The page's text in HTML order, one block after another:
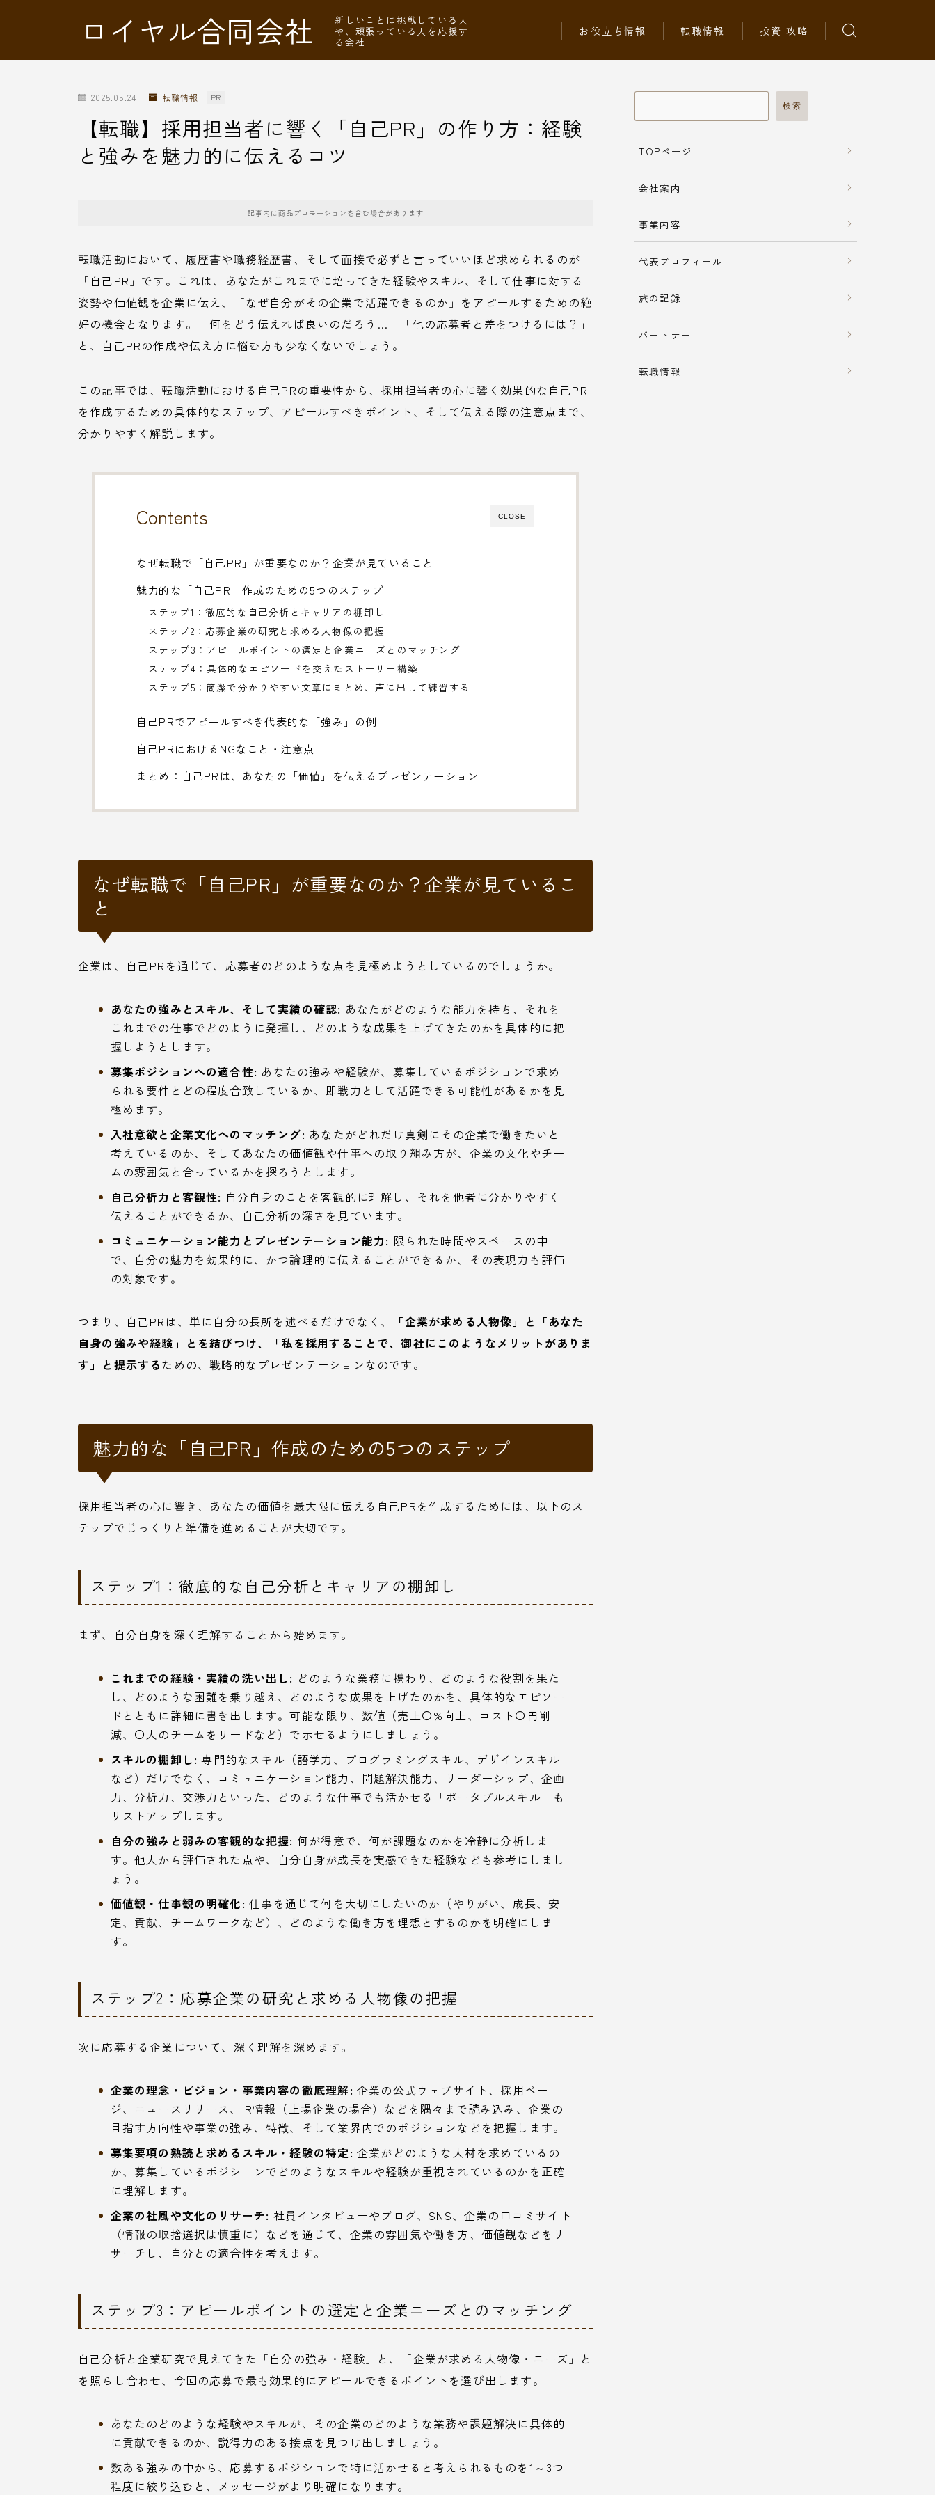
ロイヤル合同会社
新しいことに挑戦している人
や、頑張っている人を応援す
る会社
お役立ち情報 転職情報 投資 攻略
2025.05.24 転職情報 PR
【転職】採用担当者に響く「自己PR」の作り方：経験
と強みを魅力的に伝えるコツ
記事内に商品プロモーションを含む場合があります
転職活動において、履歴書や職務経歴書、そして面接で必ずと言っていいほど求められるのが
「自己PR」です。これは、あなたがこれまでに培ってきた経験やスキル、そして仕事に対する
姿勢や価値観を企業に伝え、「なぜ自分がその企業で活躍できるのか」をアピールするための絶
好の機会となります。「何をどう伝えれば良いのだろう…」「他の応募者と差をつけるには？」
と、自己PRの作成や伝え方に悩む方も少なくないでしょう。
この記事では、転職活動における自己PRの重要性から、採用担当者の心に響く効果的な自己PR
を作成するための具体的なステップ、アピールすべきポイント、そして伝える際の注意点まで、
分かりやすく解説します。
CLOSE
Contents
なぜ転職で「自己PR」が重要なのか？企業が見ていること
魅力的な「自己PR」作成のための5つのステップ
ステップ1：徹底的な自己分析とキャリアの棚卸し
ステップ2：応募企業の研究と求める人物像の把握
ステップ3：アピールポイントの選定と企業ニーズとのマッチング
ステップ4：具体的なエピソードを交えたストーリー構築
ステップ5：簡潔で分かりやすい文章にまとめ、声に出して練習する
自己PRでアピールすべき代表的な「強み」の例
自己PRにおけるNGなこと・注意点
まとめ：自己PRは、あなたの「価値」を伝えるプレゼンテーション
なぜ転職で「自己PR」が重要なのか？企業が見ているこ
と
企業は、自己PRを通じて、応募者のどのような点を見極めようとしているのでしょうか。
あなたの強みとスキル、そして実績の確認: あなたがどのような能力を持ち、それを
これまでの仕事でどのように発揮し、どのような成果を上げてきたのかを具体的に把
握しようとします。
募集ポジションへの適合性: あなたの強みや経験が、募集しているポジションで求め
られる要件とどの程度合致しているか、即戦力として活躍できる可能性があるかを見
極めます。
入社意欲と企業文化へのマッチング: あなたがどれだけ真剣にその企業で働きたいと
考えているのか、そしてあなたの価値観や仕事への取り組み方が、企業の文化やチー
ムの雰囲気と合っているかを探ろうとします。
自己分析力と客観性: 自分自身のことを客観的に理解し、それを他者に分かりやすく
伝えることができるか、自己分析の深さを見ています。
コミュニケーション能力とプレゼンテーション能力: 限られた時間やスペースの中
で、自分の魅力を効果的に、かつ論理的に伝えることができるか、その表現力も評価
の対象です。
つまり、自己PRは、単に自分の長所を述べるだけでなく、
「企業が求める人物像」と「あなた
自身の強みや経験」とを結びつけ、「私を採用することで、御社にこのようなメリットがありま
す」と提示するための、戦略的なプレゼンテーションなのです。
魅力的な「自己PR」作成のための5つのステップ
採用担当者の心に響き、あなたの価値を最大限に伝える自己PRを作成するためには、以下のス
テップでじっくりと準備を進めることが大切です。
ステップ1：徹底的な自己分析とキャリアの棚卸し
まず、自分自身を深く理解することから始めます。
これまでの経験・実績の洗い出し: どのような業務に携わり、どのような役割を果た
し、どのような困難を乗り越え、どのような成果を上げたのかを、具体的なエピソー
ドとともに詳細に書き出します。可能な限り、数値（売上〇%向上、コスト〇円削
減、〇人のチームをリードなど）で示せるようにしましょう。
スキルの棚卸し: 専門的なスキル（語学力、プログラミングスキル、デザインスキル
など）だけでなく、コミュニケーション能力、問題解決能力、リーダーシップ、企画
力、分析力、交渉力といった、どのような仕事でも活かせる「ポータブルスキル」も
リストアップします。
自分の強みと弱みの客観的な把握: 何が得意で、何が課題なのかを冷静に分析しま
す。他人から評価された点や、自分自身が成長を実感できた経験なども参考にしまし
ょう。
価値観・仕事観の明確化: 仕事を通じて何を大切にしたいのか（やりがい、成長、安
定、貢献、チームワークなど）、どのような働き方を理想とするのかを明確にしま
す。
ステップ2：応募企業の研究と求める人物像の把握
次に応募する企業について、深く理解を深めます。
企業の理念・ビジョン・事業内容の徹底理解: 企業の公式ウェブサイト、採用ペー
ジ、ニュースリリース、IR情報（上場企業の場合）などを隅々まで読み込み、企業の
目指す方向性や事業の強み、特徴、そして業界内でのポジションなどを把握します。
募集要項の熟読と求めるスキル・経験の特定: 企業がどのような人材を求めているの
か、募集しているポジションでどのようなスキルや経験が重視されているのかを正確
に理解します。
企業の社風や文化のリサーチ: 社員インタビューやブログ、SNS、企業の口コミサイト
（情報の取捨選択は慎重に）などを通じて、企業の雰囲気や働き方、価値観などをリ
サーチし、自分との適合性を考えます。
ステップ3：アピールポイントの選定と企業ニーズとのマッチング
自己分析と企業研究で見えてきた「自分の強み・経験」と、「企業が求める人物像・ニーズ」と
を照らし合わせ、今回の応募で最も効果的にアピールできるポイントを選び出します。
あなたのどのような経験やスキルが、その企業のどのような業務や課題解決に具体的
に貢献できるのか、説得力のある接点を見つけ出しましょう。
数ある強みの中から、応募するポジションで特に活かせると考えられるものを1～3つ
程度に絞り込むと、メッセージがより明確になります。
検索
TOPページ
会社案内
事業内容
代表プロフィール
旅の記録
パートナー
転職情報